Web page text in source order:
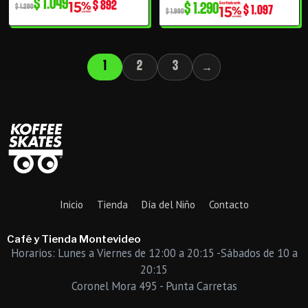
$1.290
original
era:
$ 1.049
actual
es:
$892 $1.990
original
era:
$1.290
actual
es:
$1.097
2 3 →
Inicio Tienda Día del Niño Contacto
Café y Tienda Montevideo
Horarios: Lunes a Viernes de 12:00 a 20:15 -Sábados de 10 a
20:15
Coronel Mora 495 - Punta Carretas